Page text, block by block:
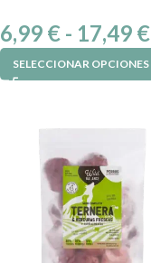
6,99 € - 17,49 €
SELECCIONAR OPCIONES